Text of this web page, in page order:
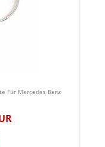
Für Mercedes Benz